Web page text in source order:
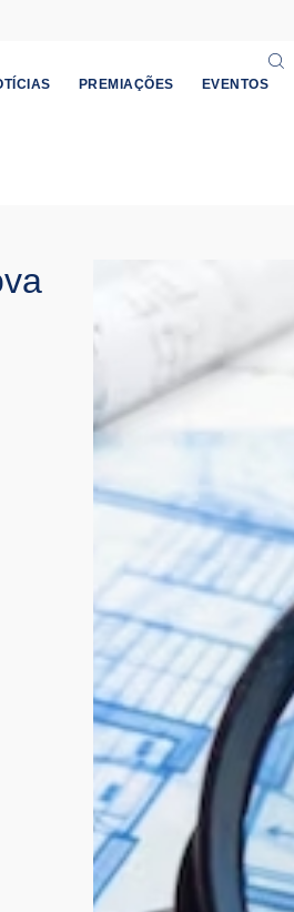
PREMIAÇÕES EVENTOS